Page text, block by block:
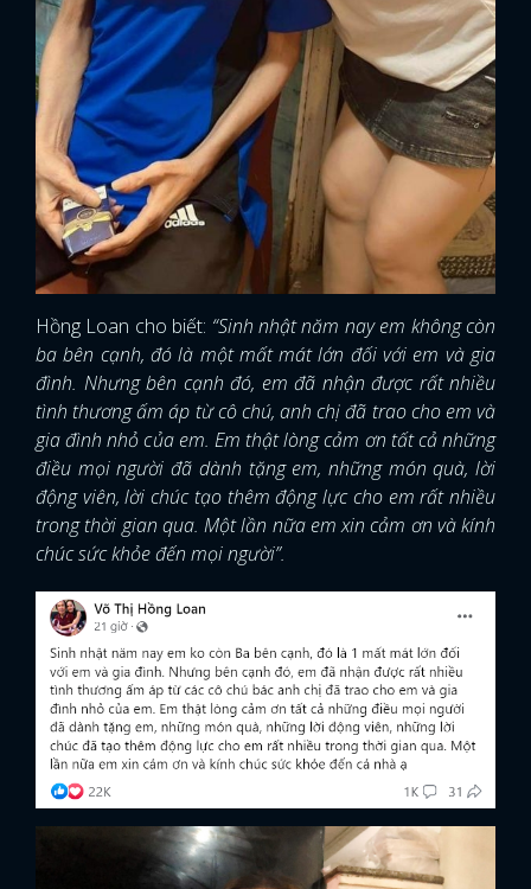
Hồng Loan cho biết: “Sinh nhật năm nay em không còn
ba bên cạnh, đó là một mất mát lớn đối với em và gia
đình. Nhưng bên cạnh đó, em đã nhận được rất nhiều
tình thương ấm áp từ cô chú, anh chị đã trao cho em và
gia đình nhỏ của em. Em thật lòng cảm ơn tất cả những
điều mọi người đã dành tặng em, những món quà, lời
động viên, lời chúc tạo thêm động lực cho em rất nhiều
trong thời gian qua. Một lần nữa em xin cảm ơn và kính
chúc sức khỏe đến mọi người”.